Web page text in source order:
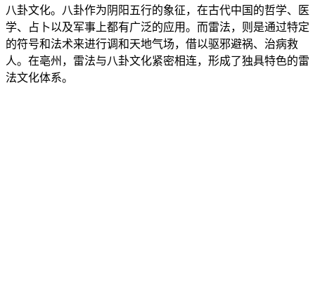
八卦文化。八卦作为阴阳五行的象征，在古代中国的哲学、医
学、占卜以及军事上都有广泛的应用。而雷法，则是通过特定
的符号和法术来进行调和天地气场，借以驱邪避祸、治病救
人。在亳州，雷法与八卦文化紧密相连，形成了独具特色的雷
法文化体系。